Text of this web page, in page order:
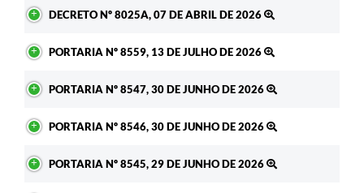
DECRETO Nº 8025A, 07 DE ABRIL DE 2026
PORTARIA Nº 8559, 13 DE JULHO DE 2026
PORTARIA Nº 8547, 30 DE JUNHO DE 2026
PORTARIA Nº 8546, 30 DE JUNHO DE 2026
PORTARIA Nº 8545, 29 DE JUNHO DE 2026